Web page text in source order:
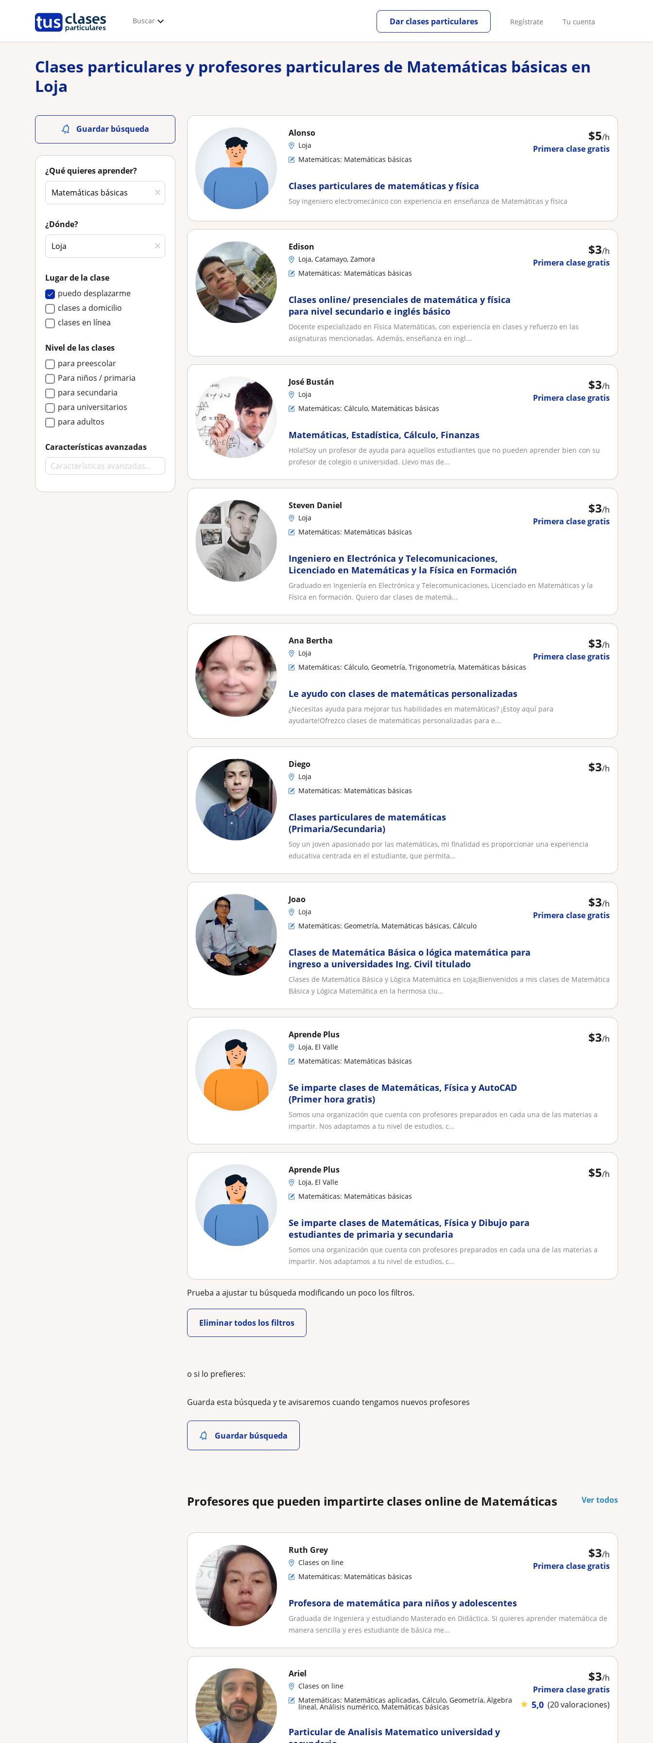
Buscar Regístrate Tu cuenta
Dar clases particulares
Clases particulares y profesores particulares de Matemáticas básicas en
Loja
Guardar búsqueda
¿Qué quieres aprender?
¿Dónde?
Lugar de la clase
puedo desplazarme
clases a domicilio
clases en línea
Nivel de las clases
para preescolar
Para niños / primaria
para secundaria
para universitarios
para adultos
Características avanzadas
$5/h
Primera clase gratis
Alonso
Loja
Matemáticas: Matemáticas básicas
Clases particulares de matemáticas y física
Soy ingeniero electromecánico con experiencia en enseñanza de Matemáticas y física
$3/h
Primera clase gratis
Edison
Loja, Catamayo, Zamora
Matemáticas: Matemáticas básicas
Clases online/ presenciales de matemática y física
para nivel secundario e inglés básico
Docente especializado en Física Matemáticas, con experiencia en clases y refuerzo en las
asignaturas mencionadas. Además, enseñanza en ingl...
$3/h
Primera clase gratis
José Bustán
Loja
Matemáticas: Cálculo, Matemáticas básicas
Matemáticas, Estadística, Cálculo, Finanzas
Hola!Soy un profesor de ayuda para aquellos estudiantes que no pueden aprender bien con su
profesor de colegio o universidad. Llevo mas de...
$3/h
Primera clase gratis
Steven Daniel
Loja
Matemáticas: Matemáticas básicas
Ingeniero en Electrónica y Telecomunicaciones,
Licenciado en Matemáticas y la Física en Formación
Graduado en Ingeniería en Electrónica y Telecomunicaciones, Licenciado en Matemáticas y la
Física en formación. Quiero dar clases de matemá...
$3/h
Primera clase gratis
Ana Bertha
Loja
Matemáticas: Cálculo, Geometría, Trigonometría, Matemáticas básicas
Le ayudo con clases de matemáticas personalizadas
¿Necesitas ayuda para mejorar tus habilidades en matemáticas? ¡Estoy aquí para
ayudarte!Ofrezco clases de matemáticas personalizadas para e...
$3/h
Diego
Loja
Matemáticas: Matemáticas básicas
Clases particulares de matemáticas
(Primaria/Secundaria)
Soy un joven apasionado por las matemáticas, mi finalidad es proporcionar una experiencia
educativa centrada en el estudiante, que permita...
$3/h
Primera clase gratis
Joao
Loja
Matemáticas: Geometría, Matemáticas básicas, Cálculo
Clases de Matemática Básica o lógica matemática para
ingreso a universidades Ing. Civil titulado
Clases de Matemática Básica y Lógica Matemática en Loja¡Bienvenidos a mis clases de Matemática
Básica y Lógica Matemática en la hermosa ciu...
$3/h
Aprende Plus
Loja, El Valle
Matemáticas: Matemáticas básicas
Se imparte clases de Matemáticas, Física y AutoCAD
(Primer hora gratis)
Somos una organización que cuenta con profesores preparados en cada una de las materias a
impartir. Nos adaptamos a tu nivel de estudios, c...
$5/h
Aprende Plus
Loja, El Valle
Matemáticas: Matemáticas básicas
Se imparte clases de Matemáticas, Física y Dibujo para
estudiantes de primaria y secundaria
Somos una organización que cuenta con profesores preparados en cada una de las materias a
impartir. Nos adaptamos a tu nivel de estudios, c...
Prueba a ajustar tu búsqueda modificando un poco los filtros.
Eliminar todos los filtros
o si lo prefieres:
Guarda esta búsqueda y te avisaremos cuando tengamos nuevos profesores
Guardar búsqueda
Profesores que pueden impartirte clases online de Matemáticas Ver todos
$3/h
Primera clase gratis
Ruth Grey
Clases on line
Matemáticas: Matemáticas básicas
Profesora de matemática para niños y adolescentes
Graduada de Ingeniera y estudiando Masterado en Didáctica. Si quieres aprender matemática de
manera sencilla y eres estudiante de básica me...
$3/h
Primera clase gratis
★ 5,0 (20 valoraciones)
Ariel
Clases on line
Matemáticas: Matemáticas aplicadas, Cálculo, Geometría, Álgebra
lineal, Análisis numérico, Matemáticas básicas
Particular de Analisis Matematico universidad y